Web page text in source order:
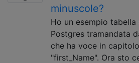
minuscole?
Ho un esempio tabella
Postgres tramandata
che ha voce in
"first_Name". Ora sto